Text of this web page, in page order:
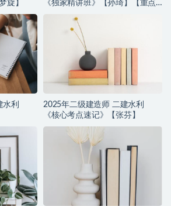
旋】
《独家精讲班》【孙琦】【重点
利
2025年二级建造师 二建水利
《核心考点速记》【张芬】